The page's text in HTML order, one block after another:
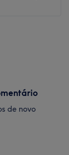
de novo